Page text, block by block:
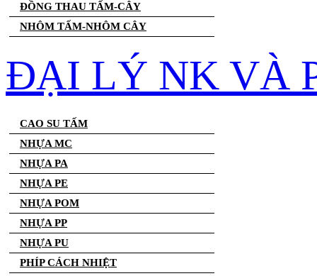
ĐỒNG THAU TẤM-CÂY
NHÔM TẤM-NHÔM CÂY
ĐẠI LÝ NK VÀ
CAO SU TẤM
NHỰA MC
NHỰA PA
NHỰA PE
NHỰA POM
NHỰA PP
NHỰA PU
PHÍP CÁCH NHIỆT